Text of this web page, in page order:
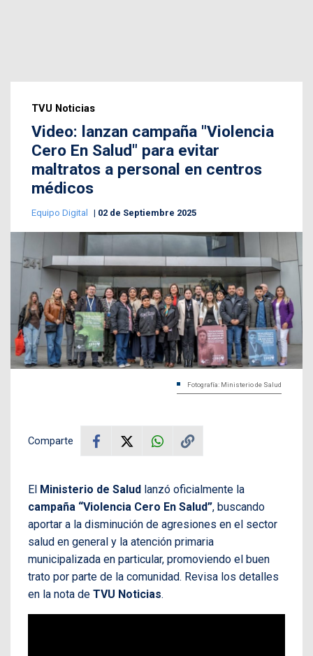
TVU Noticias
Video: lanzan campaña "Violencia
Cero En Salud" para evitar
maltratos a personal en centros
médicos
Equipo Digital 02 de Septiembre 2025
Fotografía: Ministerio de Salud
Comparte
El Ministerio de Salud lanzó oficialmente la
campaña “Violencia Cero En Salud”, buscando
aportar a la disminución de agresiones en el sector
salud en general y la atención primaria
municipalizada en particular, promoviendo el buen
trato por parte de la comunidad. Revisa los detalles
en la nota de TVU Noticias.